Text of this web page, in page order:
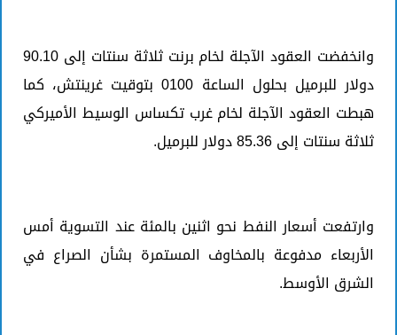
وانخفضت العقود الآجلة لخام برنت ثلاثة سنتات إلى 90.10
دولار للبرميل بحلول الساعة 0100 بتوقيت غرينتش، كما
هبطت العقود الآجلة لخام غرب تكساس الوسيط الأميركي
ثلاثة سنتات إلى 85.36 دولار للبرميل.
وارتفعت أسعار النفط نحو اثنين بالمئة عند التسوية أمس
الأربعاء مدفوعة بالمخاوف المستمرة بشأن الصراع في
الشرق الأوسط.